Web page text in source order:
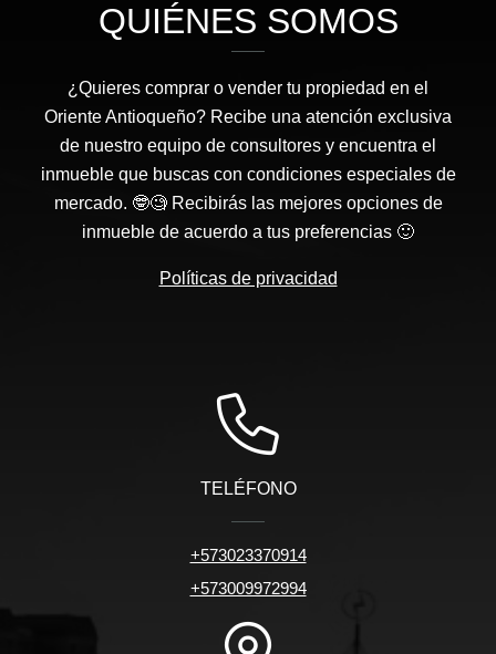
QUIÉNES SOMOS
¿Quieres comprar o vender tu propiedad en el
Oriente Antioqueño? Recibe una atención exclusiva
de nuestro equipo de consultores y encuentra el
inmueble que buscas con condiciones especiales de
mercado. 🤓🧐 Recibirás las mejores opciones de
inmueble de acuerdo a tus preferencias 🙂
Políticas de privacidad
TELÉFONO
+573023370914
+573009972994